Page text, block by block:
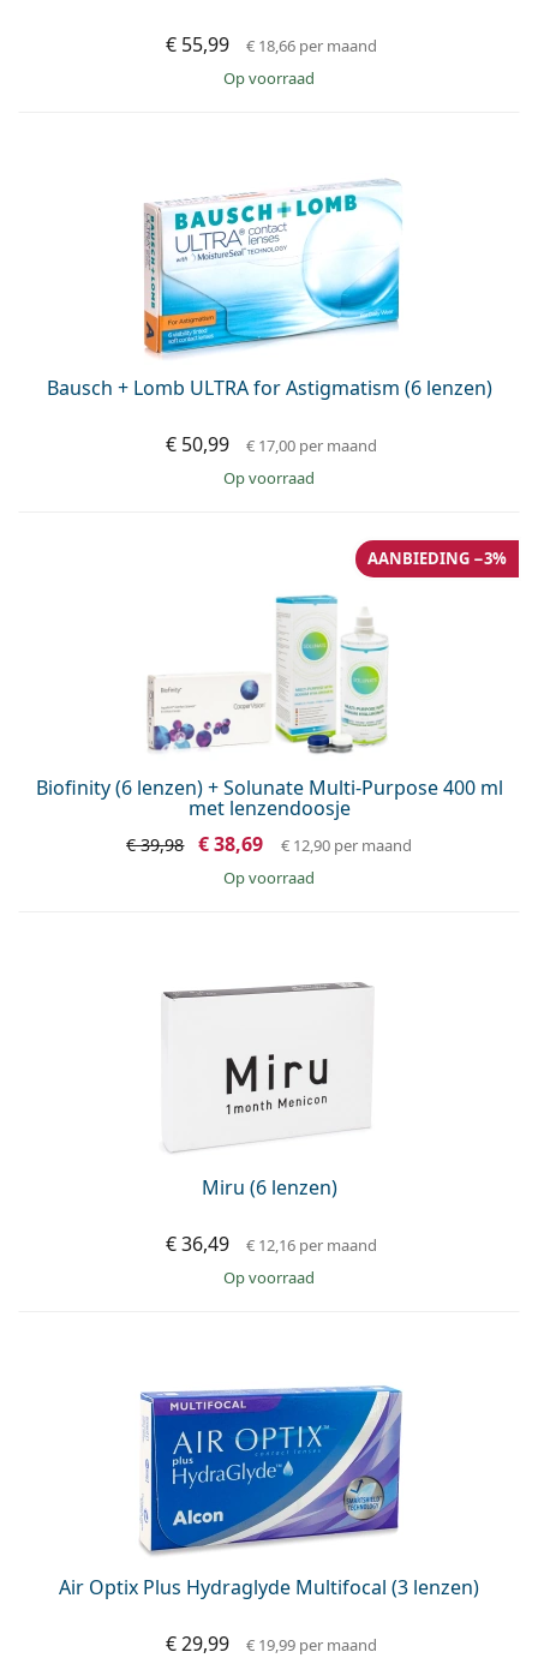
€ 55,99 € 18,66 per maand
op voorraad
Bausch + Lomb ULTRA for Astigmatism (6 lenzen)
€ 50,99 € 17,00 per maand
op voorraad
Biofinity (6 lenzen) + Solunate Multi-Purpose 400 ml
met lenzendoosje
AANBIEDING −3%
€ 39,98 € 38,69 € 12,90per maand
op voorraad
Miru (6 lenzen)
€ 36,49 € 12,16 per maand
op voorraad
Air Optix Plus Hydraglyde Multifocal (3 lenzen)
€ 29,99 € 19,99 per maand